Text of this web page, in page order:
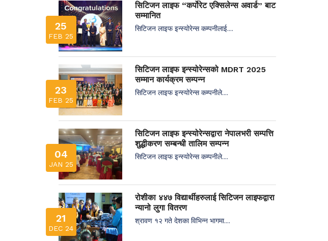
25
FEB 25
सिटिजन लाइफ “कर्पोरेट एक्सिलेन्स अवार्ड” बाट
सम्मानित
सिटिजन लाइफ इन्स्योरेन्स कम्पनीलाई....
23
FEB 25
सिटिजन लाइफ इन्स्योरेन्सको MDRT 2025
सम्मान कार्यक्रम सम्पन्न
सिटिजन लाइफ इन्स्योरेन्स कम्पनीले....
04
JAN 25
सिटिजन लाइफ इन्स्योरेन्सद्वारा नेपालभरी सम्पत्ति
शुद्धीकरण सम्बन्धी तालिम सम्पन्न
सिटिजन लाइफ इन्स्योरेन्स कम्पनीले....
21
DEC 24
रोशीका ४४७ विद्यार्थीहरुलाई सिटिजन लाइफद्वारा
न्यानो लुगा वितरण
श्रावण १२ गते देशका विभिन्न भागमा....